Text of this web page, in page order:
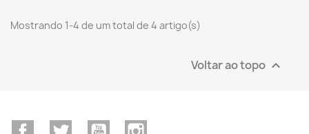
Mostrando 1-4 de um total de 4 artigo(s)
Voltar ao topo 
FacebookTwitter YouTube